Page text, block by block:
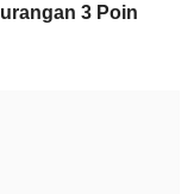
3 Poin